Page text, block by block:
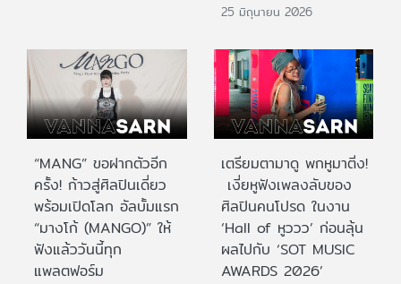
25 มิถุนายน 2026
“MANG” ขอฝากตัวอีก
ครั้ง! ก้าวสู่ศิลปินเดี่ยว
พร้อมเปิดโลก อัลบั้มแรก
“มางโก้ (MANGO)” ให้
ฟังแล้ววันนี้ทุก
แพลตฟอร์ม
เตรียมตามาดู พกหูมาติ่ง!
เงี่ยหูฟังเพลงลับของ
ศิลปินคนโปรด ในงาน
‘Hall of หูววว’ ก่อนลุ้น
ผลไปกับ ‘SOT MUSIC
AWARDS 2026’